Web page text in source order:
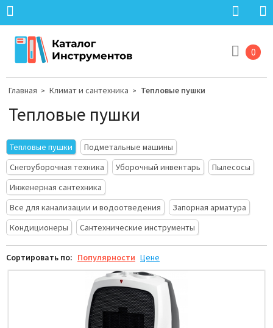
0
Главная > Климат и сантехника > Тепловые пушки
Тепловые пушки
Тепловые пушки
Подметальные машины
Снегоуборочная техника
Уборочный инвентарь
Пылесосы
Инженерная сантехника
Все для канализации и водоотведения
Запорная арматура
Кондиционеры
Сантехнические инструменты
Сортировать по: Популярности Цене